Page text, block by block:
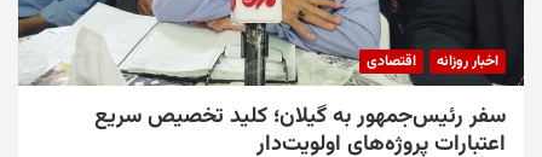
اخبار روزانه اقتصادی
سفر رئیس‌جمهور به گیلان؛ کلید تخصیص سریع
اعتبارات پروژه‌های اولویت‌دار